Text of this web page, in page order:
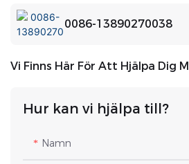
0086-13890270038
Vi Finns Här För Att Hjälpa Dig
Hur kan vi hjälpa till?
Namn